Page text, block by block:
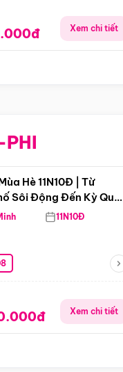
Xem chi tiết
Hè 11N10Đ | Từ
Sôi Động Đến Kỳ Quan
Mỹ
11N10Đ
Xem chi tiết